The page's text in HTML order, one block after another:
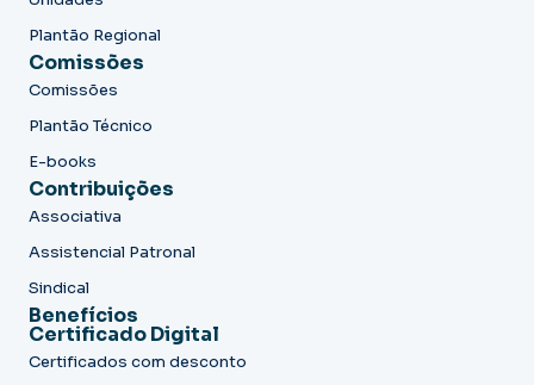
Plantão Regional
Comissões
Comissões
Plantão Técnico
E-books
Contribuições
Associativa
Assistencial Patronal
Sindical
Benefícios
Certificado Digital
Certificados com desconto